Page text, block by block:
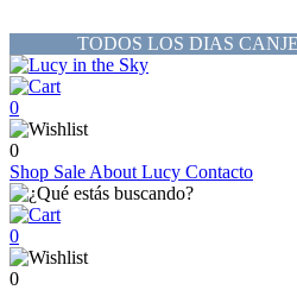
TODOS LOS DIAS
0
0
Shop Sale About Lucy Contacto
0
0